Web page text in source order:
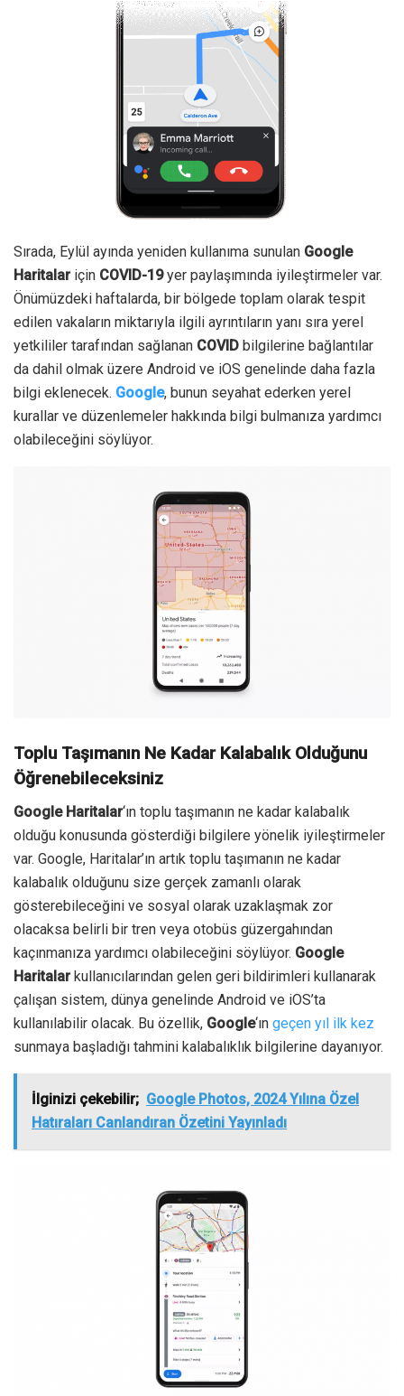
Sırada, Eylül ayında yeniden kullanıma sunulan Google
Haritalariçin COVID-19yer paylaşımında iyileştirmeler var.
Önümüzdeki haftalarda, bir bölgede toplam olarak tespit
edilen vakaların miktarıyla ilgili ayrıntıların yanı sıra yerel
yetkililer tarafından sağlanan COVID bilgilerine bağlantılar
da dahil olmak üzere Android ve iOS genelinde daha fazla
bilgi eklenecek. Google, bunun seyahat ederken yerel
kurallar ve düzenlemeler hakkında bilgi bulmanıza yardımcı
olabileceğini söylüyor.
Toplu Taşımanın Ne Kadar Kalabalık Olduğunu
Öğrenebileceksiniz
Google Haritalar‘ın toplu taşımanın ne kadar kalabalık
olduğu konusunda gösterdiği bilgilere yönelik iyileştirmeler
var. Google, Haritalar’ın artık toplu taşımanın ne kadar
kalabalık olduğunu size gerçek zamanlı olarak
gösterebileceğini ve sosyal olarak uzaklaşmak zor
olacaksa belirli bir tren veya otobüs güzergahından
kaçınmanıza yardımcı olabileceğini söylüyor. Google
Haritalarkullanıcılarından gelen geri bildirimleri kullanarak
çalışan sistem, dünya genelinde Android ve iOS’ta
kullanılabilir olacak. Bu özellik, Google‘ın geçen yıl ilk kez
sunmaya başladığı tahmini kalabalıklık bilgilerine dayanıyor.
İlginizi çekebilir; Google Photos, 2024 Yılına Özel
Hatıraları Canlandıran Özetini Yayınladı